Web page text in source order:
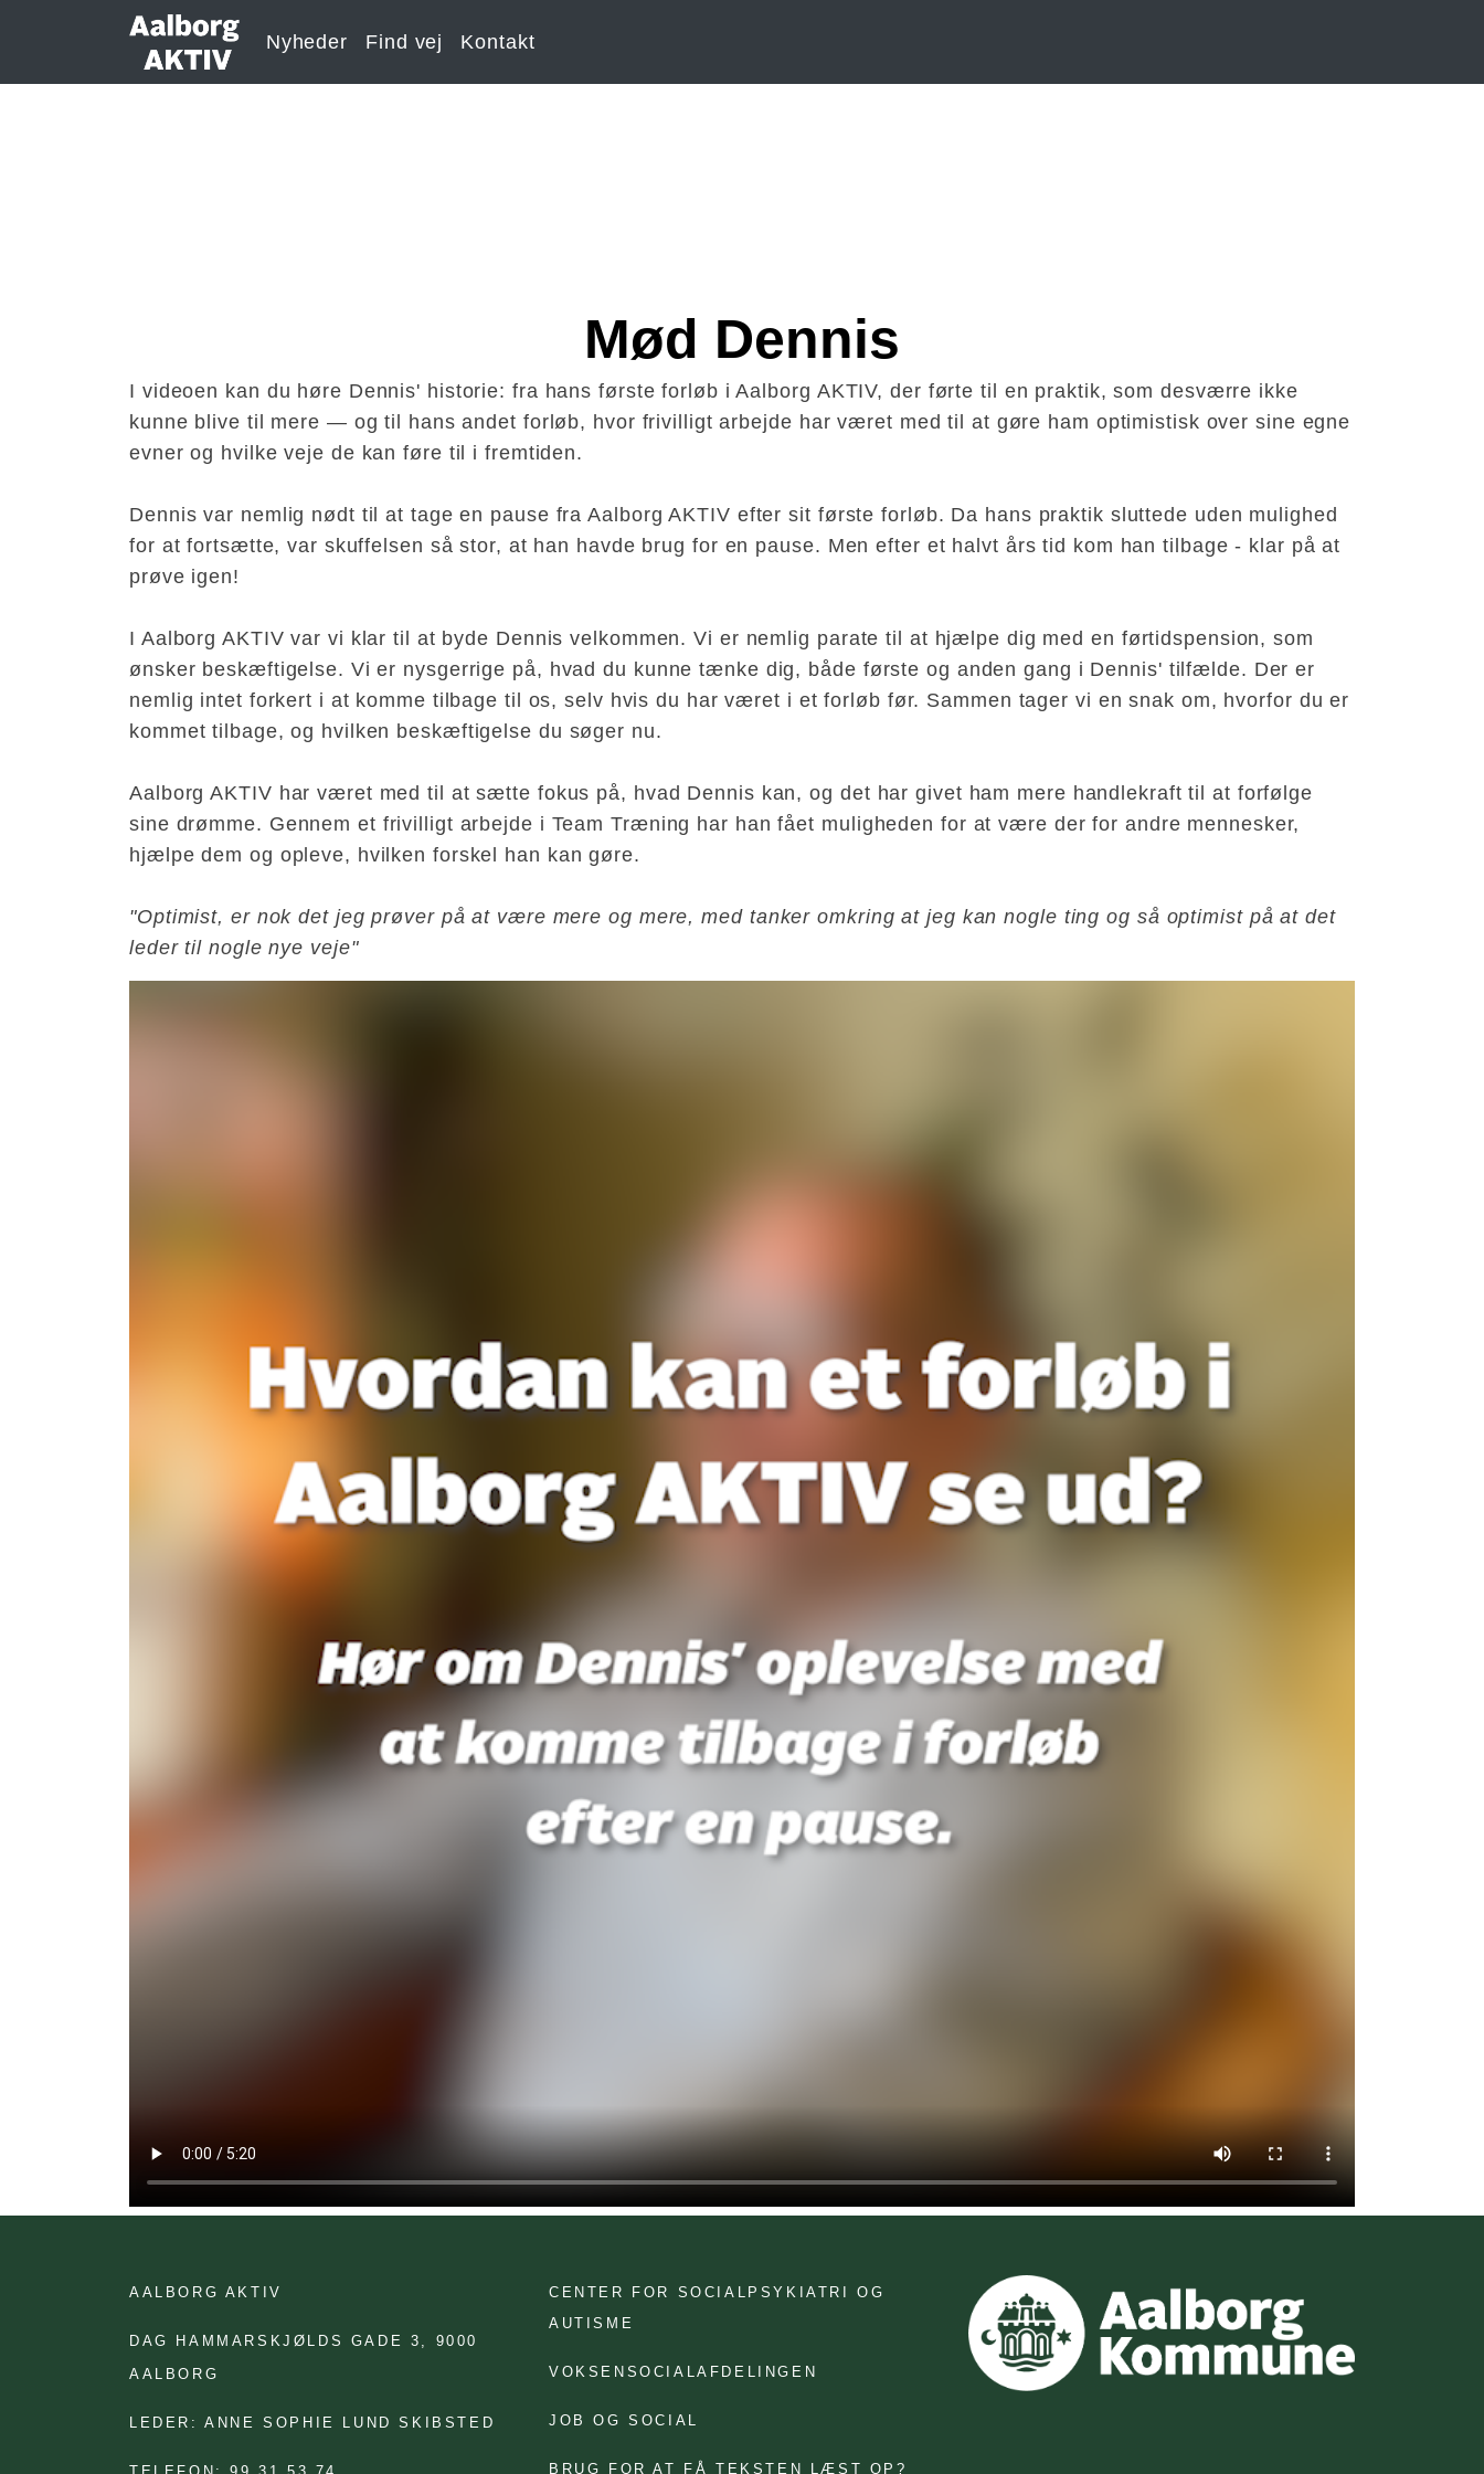
Nyheder Find vej Kontakt
Mød Dennis
I videoen kan du høre Dennis' historie: fra hans første forløb i Aalborg AKTIV, der førte til en praktik, som desværre ikke
kunne blive til mere — og til hans andet forløb, hvor frivilligt arbejde har været med til at gøre ham optimistisk over sine egne
evner og hvilke veje de kan føre til i fremtiden.
Dennis var nemlig nødt til at tage en pause fra Aalborg AKTIV efter sit første forløb. Da hans praktik sluttede uden mulighed
for at fortsætte, var skuffelsen så stor, at han havde brug for en pause. Men efter et halvt års tid kom han tilbage - klar på at
prøve igen!
I Aalborg AKTIV var vi klar til at byde Dennis velkommen. Vi er nemlig parate til at hjælpe dig med en førtidspension, som
ønsker beskæftigelse. Vi er nysgerrige på, hvad du kunne tænke dig, både første og anden gang i Dennis' tilfælde. Der er
nemlig intet forkert i at komme tilbage til os, selv hvis du har været i et forløb før. Sammen tager vi en snak om, hvorfor du er
kommet tilbage, og hvilken beskæftigelse du søger nu.
Aalborg AKTIV har været med til at sætte fokus på, hvad Dennis kan, og det har givet ham mere handlekraft til at forfølge
sine drømme. Gennem et frivilligt arbejde i Team Træning har han fået muligheden for at være der for andre mennesker,
hjælpe dem og opleve, hvilken forskel han kan gøre.
"Optimist, er nok det jeg prøver på at være mere og mere, med tanker omkring at jeg kan nogle ting og så optimist på at det
leder til nogle nye veje"
AALBORG AKTIV
DAG HAMMARSKJØLDS GADE 3, 9000
AALBORG
LEDER: ANNE SOPHIE LUND SKIBSTED
CENTER FOR SOCIALPSYKIATRI OG
AUTISME
VOKSENSOCIALAFDELINGEN
JOB OG SOCIAL
BRUG FOR AT FÅ TEKSTEN LÆST OP?